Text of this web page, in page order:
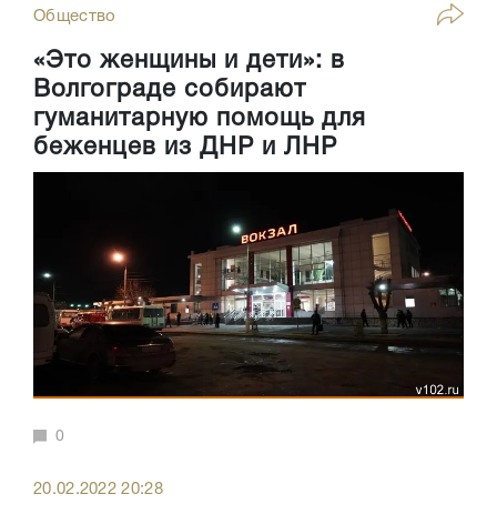
Общество
«Это женщины и дети»: в
Волгограде собирают
гуманитарную помощь для
беженцев из ДНР и ЛНР
0
20.02.2022 20:28